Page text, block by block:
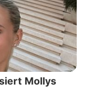
Mollys